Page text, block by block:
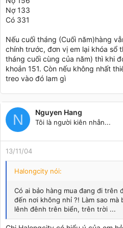
Nợ 133
Có 331
Nếu cuối tháng (Cuối năm)hàng
chính trước, đơn vị em lại khóa sổ
tháng cuối cùng của năm) thì khi
khoản 151. Còn nếu không nhất
treo vào đó lam gì
N Nguyen Hang
Tôi là người kiên nhẫn...
13/11/04
Halongcity nói:
Có ai bảo hàng mua đang đi trên
đến nơi không nhỉ ?! Làm sao mà
lênh đênh trên biển, trên trời ...